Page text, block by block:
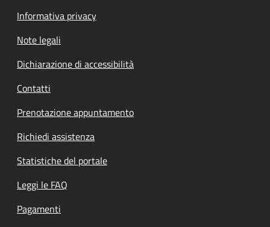
Informativa privacy
Note legali
Dichiarazione di accessibilità
Contatti
Prenotazione appuntamento
Richiedi assistenza
Statistiche del portale
Leggi le FAQ
Pagamenti